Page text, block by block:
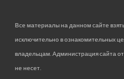
Все материалы на данном сайте
исключительно в ознакомительных
владельцам. Администрация сайта
не несет.